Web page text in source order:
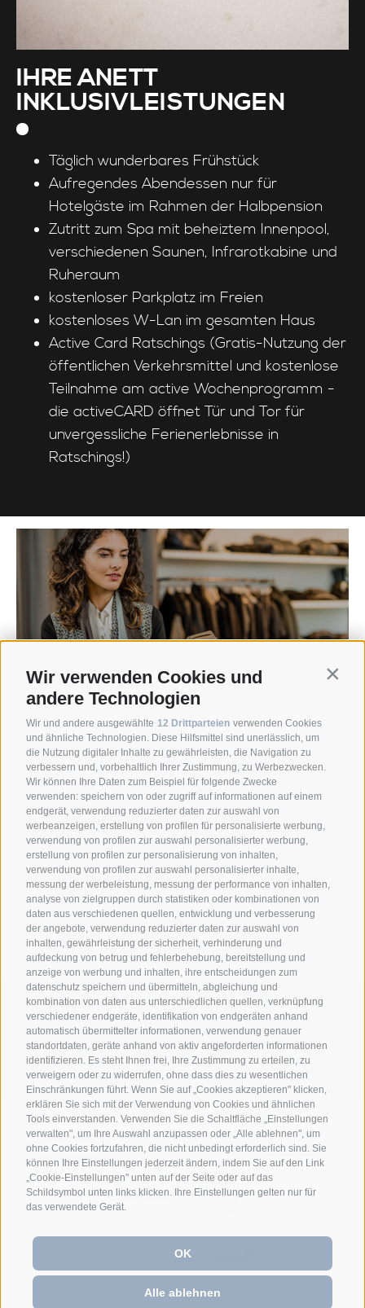
Wir verwenden Cookies und
andere Technologien
Wir und andere ausgewählte 12 Drittparteien verwenden Cookies
und ähnliche Technologien. Diese Hilfsmittel sind unerlässlich, um
die Nutzung digitaler Inhalte zu gewährleisten, die Navigation zu
verbessern und, vorbehaltlich Ihrer Zustimmung, zu Werbezwecken.
Wir können Ihre Daten zum Beispiel für folgende Zwecke
verwenden: speichern von oder zugriff auf informationen auf einem
endgerät, verwendung reduzierter daten zur auswahl von
werbeanzeigen, erstellung von profilen für personalisierte werbung,
verwendung von profilen zur auswahl personalisierter werbung,
erstellung von profilen zur personalisierung von inhalten,
verwendung von profilen zur auswahl personalisierter inhalte,
messung der werbeleistung, messung der performance von inhalten,
analyse von zielgruppen durch statistiken oder kombinationen von
daten aus verschiedenen quellen, entwicklung und verbesserung
der angebote, verwendung reduzierter daten zur auswahl von
inhalten, gewährleistung der sicherheit, verhinderung und
aufdeckung von betrug und fehlerbehebung, bereitstellung und
anzeige von werbung und inhalten, ihre entscheidungen zum
datenschutz speichern und übermitteln, abgleichung und
kombination von daten aus unterschiedlichen quellen, verknüpfung
verschiedener endgeräte, identifikation von endgeräten anhand
automatisch übermittelter informationen, verwendung genauer
standortdaten, geräte anhand von aktiv angeforderten informationen
identifizieren. Es steht Ihnen frei, Ihre Zustimmung zu erteilen, zu
verweigern oder zu widerrufen, ohne dass dies zu wesentlichen
Einschränkungen führt. Wenn Sie auf „Cookies akzeptieren" klicken,
erklären Sie sich mit der Verwendung von Cookies und ähnlichen
Tools einverstanden. Verwenden Sie die Schaltfläche „Einstellungen
verwalten", um Ihre Auswahl anzupassen oder „Alle ablehnen", um
ohne Cookies fortzufahren, die nicht unbedingt erforderlich sind. Sie
können Ihre Einstellungen jederzeit ändern, indem Sie auf den Link
„Cookie-Einstellungen" unten auf der Seite oder auf das
Schildsymbol unten links klicken. Ihre Einstellungen gelten nur für
das verwendete Gerät.
OK
Alle ablehnen
IHRE ANETT
INKLUSIVLEISTUNGEN
Täglich wunderbares Frühstück
Aufregendes Abendessen nur für
Hotelgäste im Rahmen der Halbpension
Zutritt zum Spa mit beheiztem Innenpool,
verschiedenen Saunen, Infrarotkabine und
Ruheraum
kostenloser Parkplatz im Freien
kostenloses W-Lan im gesamten Haus
Active Card Ratschings (Gratis-Nutzung der
öffentlichen Verkehrsmittel und kostenlose
Teilnahme am active Wochenprogramm -
die activeCARD öffnet Tür und Tor für
unvergessliche Ferienerlebnisse in
Ratschings!)
Shoppingfun
Relax
Anett Hotel • Jaufenstraße 24 • 39040
Ratschings/ Sterzing • Südtirol/Italien • +39
0472 628026
• info@anett-hotel.com
Cookie Präferenzen